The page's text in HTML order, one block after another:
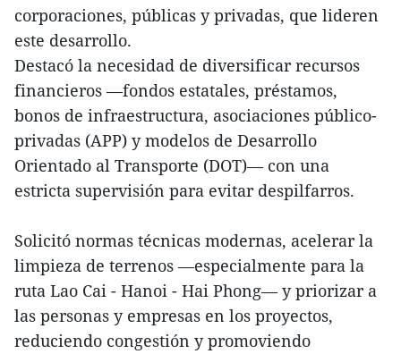
corporaciones, públicas y privadas, que lideren
este desarrollo.
Destacó la necesidad de diversificar recursos
financieros —fondos estatales, préstamos,
bonos de infraestructura, asociaciones público-
privadas (APP) y modelos de Desarrollo
Orientado al Transporte (DOT)— con una
estricta supervisión para evitar despilfarros.
Solicitó normas técnicas modernas, acelerar la
limpieza de terrenos —especialmente para la
ruta Lao Cai - Hanoi - Hai Phong— y priorizar a
las personas y empresas en los proyectos,
reduciendo congestión y promoviendo